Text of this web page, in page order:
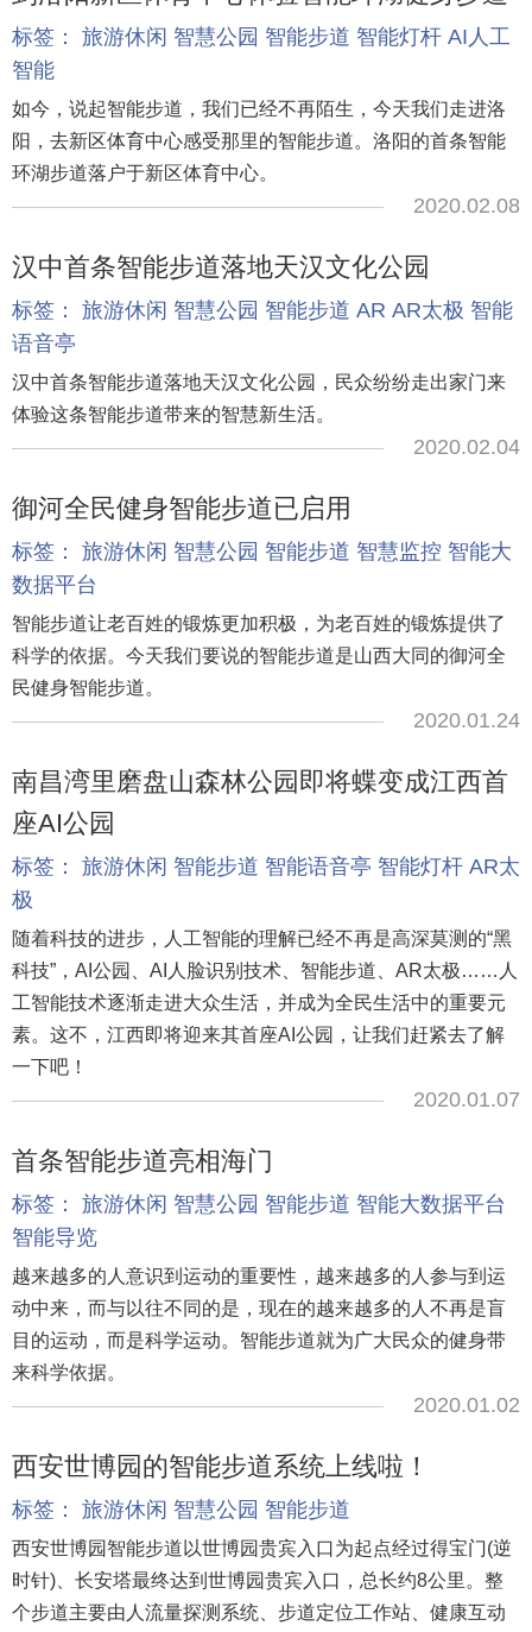
标签： 旅游休闲 智慧公园 智能步道 智能灯杆 AI人工
智能
如今，说起智能步道，我们已经不再陌生，今天我们走进洛
阳，去新区体育中心感受那里的智能步道。洛阳的首条智能
环湖步道落户于新区体育中心。
2020.02.08
汉中首条智能步道落地天汉文化公园
标签： 旅游休闲 智慧公园 智能步道 AR AR太极 智能
语音亭
汉中首条智能步道落地天汉文化公园，民众纷纷走出家门来
体验这条智能步道带来的智慧新生活。
2020.02.04
御河全民健身智能步道已启用
标签： 旅游休闲 智慧公园 智能步道 智慧监控 智能大
数据平台
智能步道让老百姓的锻炼更加积极，为老百姓的锻炼提供了
科学的依据。今天我们要说的智能步道是山西大同的御河全
民健身智能步道。
2020.01.24
南昌湾里磨盘山森林公园即将蝶变成江西首
座AI公园
标签： 旅游休闲 智能步道 智能语音亭 智能灯杆 AR太
极
随着科技的进步，人工智能的理解已经不再是高深莫测的“黑
科技”，AI公园、AI人脸识别技术、智能步道、AR太极……人
工智能技术逐渐走进大众生活，并成为全民生活中的重要元
素。这不，江西即将迎来其首座AI公园，让我们赶紧去了解
一下吧！
2020.01.07
首条智能步道亮相海门
标签： 旅游休闲 智慧公园 智能步道 智能大数据平台
智能导览
越来越多的人意识到运动的重要性，越来越多的人参与到运
动中来，而与以往不同的是，现在的越来越多的人不再是盲
目的运动，而是科学运动。智能步道就为广大民众的健身带
来科学依据。
2020.01.02
西安世博园的智能步道系统上线啦！
标签： 旅游休闲 智慧公园 智能步道
西安世博园智能步道以世博园贵宾入口为起点经过得宝门(逆
时针)、长安塔最终达到世博园贵宾入口，总长约8公里。整
个步道主要由人流量探测系统、步道定位工作站、健康互动